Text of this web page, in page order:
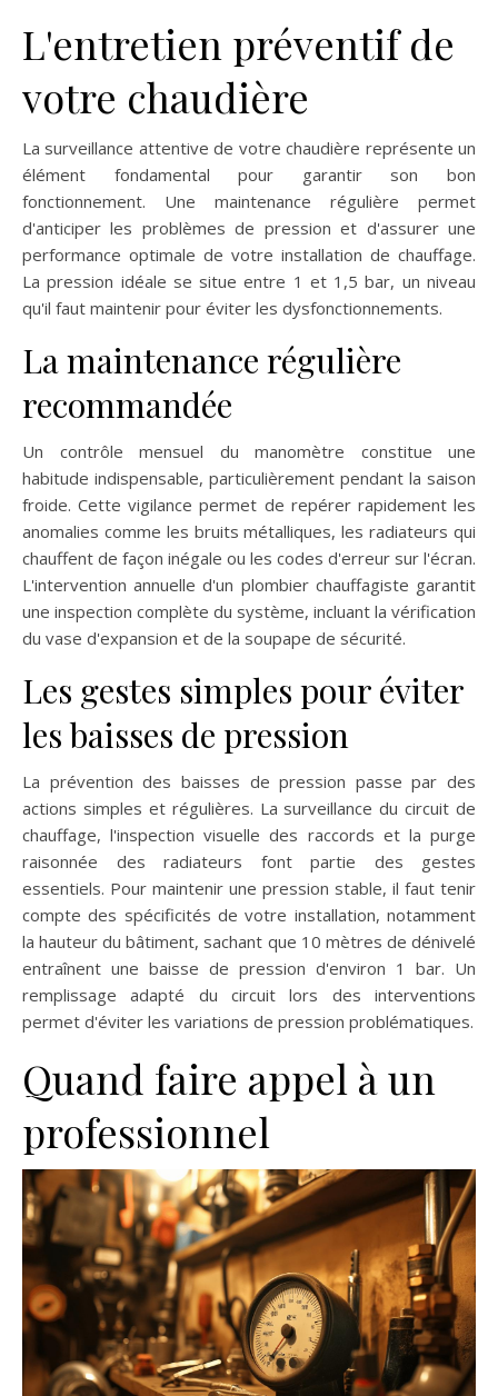
L'entretien préventif de
votre chaudière
La surveillance attentive de votre chaudière représente un
élément fondamental pour garantir son bon
fonctionnement. Une maintenance régulière permet
d'anticiper les problèmes de pression et d'assurer une
performance optimale de votre installation de chauffage.
La pression idéale se situe entre 1 et 1,5 bar, un niveau
qu'il faut maintenir pour éviter les dysfonctionnements.
La maintenance régulière
recommandée
Un contrôle mensuel du manomètre constitue une
habitude indispensable, particulièrement pendant la saison
froide. Cette vigilance permet de repérer rapidement les
anomalies comme les bruits métalliques, les radiateurs qui
chauffent de façon inégale ou les codes d'erreur sur l'écran.
L'intervention annuelle d'un plombier chauffagiste garantit
une inspection complète du système, incluant la vérification
du vase d'expansion et de la soupape de sécurité.
Les gestes simples pour éviter
les baisses de pression
La prévention des baisses de pression passe par des
actions simples et régulières. La surveillance du circuit de
chauffage, l'inspection visuelle des raccords et la purge
raisonnée des radiateurs font partie des gestes
essentiels. Pour maintenir une pression stable, il faut tenir
compte des spécificités de votre installation, notamment
la hauteur du bâtiment, sachant que 10 mètres de dénivelé
entraînent une baisse de pression d'environ 1 bar. Un
remplissage adapté du circuit lors des interventions
permet d'éviter les variations de pression problématiques.
Quand faire appel à un
professionnel